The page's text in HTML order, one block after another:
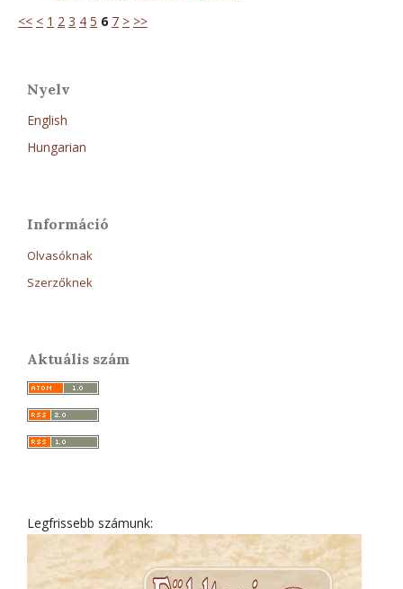
<< < 1 2 3 4 5 6 7 > >>
Nyelv
English
Hungarian
Információ
Olvasóknak
Szerzőknek
Aktuális szám
Legfrissebb számunk: